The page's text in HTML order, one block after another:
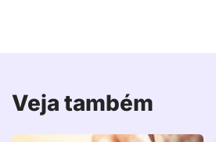
Veja também